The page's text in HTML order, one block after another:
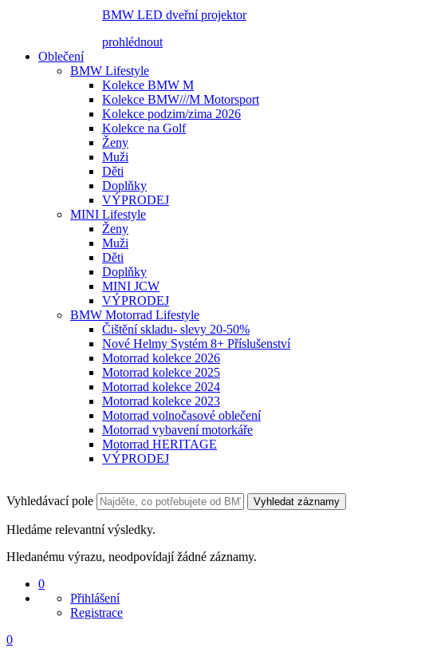
BMW LED dveřní projektor
prohlédnout
Oblečení
BMW Lifestyle
Kolekce BMW M
Kolekce BMW///M Motorsport
Kolekce podzim/zima 2026
Kolekce na Golf
Ženy
Muži
Děti
Doplňky
VÝPRODEJ
MINI Lifestyle
Ženy
Muži
Děti
Doplňky
MINI JCW
VÝPRODEJ
BMW Motorrad Lifestyle
Čištění skladu- slevy 20-50%
Nové Helmy Systém 8+ Příslušenství
Motorrad kolekce 2026
Motorrad kolekce 2025
Motorrad kolekce 2024
Motorrad kolekce 2023
Motorrad volnočasové oblečení
Motorrad vybavení motorkáře
Motorrad HERITAGE
VÝPRODEJ
Vyhledávací pole Vyhledat záznamy
Hledáme relevantní výsledky.
Hledanému výrazu, neodpovídají žádné záznamy.
0
Přihlášení
Registrace
0